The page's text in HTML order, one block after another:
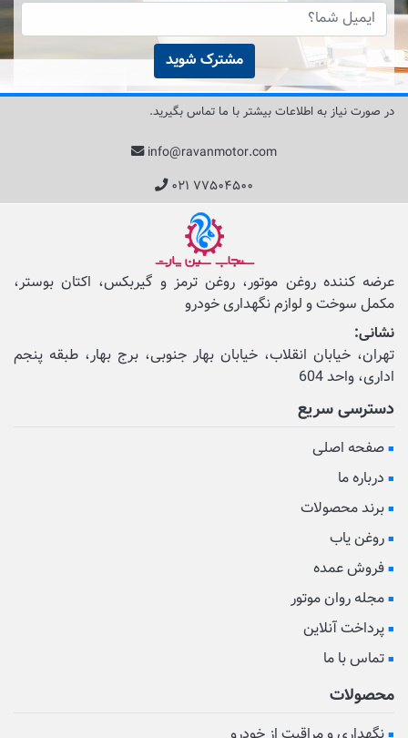
مشترک شوید
در صورت نیاز به اطلاعات بیشتر با ما تماس بگیرید.
info@ravanmotor.com
۰۲۱ ۷۷۵۰۴۵۰۰
عرضه کننده روغن موتور، روغن ترمز و گیربکس، اکتان بوستر،
مکمل‌ سوخت و لوازم نگهداری خودرو
نشانی:
تهران، خیابان انقلاب، خیابان بهار جنوبی، برج بهار، طبقه پنجم
اداری، واحد 604
دسترسی سریع
صفحه اصلی
درباره ما
برند محصولات
روغن یاب
فروش عمده
مجله روان موتور
پرداخت آنلاین
تماس با ما
محصولات